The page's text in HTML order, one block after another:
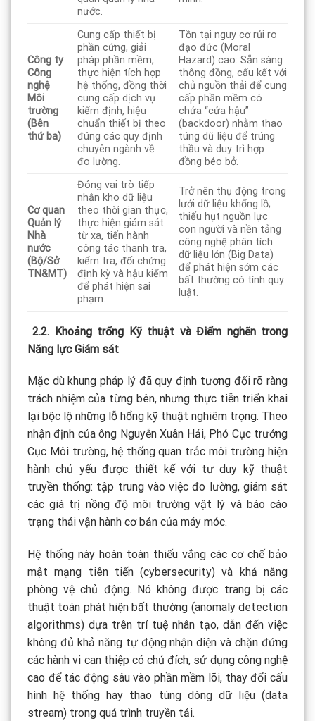
nước.
Công ty
Công
nghệ
Môi
trường
(Bên
thứ ba)
Cung cấp thiết bị
phần cứng, giải
pháp phần mềm,
thực hiện tích hợp
hệ thống, đồng thời
cung cấp dịch vụ
kiểm định, hiệu
chuẩn thiết bị theo
đúng các quy định
chuyên ngành về
đo lường.
Tồn tại nguy cơ rủi ro
đạo đức (Moral
Hazard) cao: Sẵn sàng
thông đồng, cấu kết với
chủ nguồn thải để cung
cấp phần mềm có
chứa “cửa hậu”
(backdoor) nhằm thao
túng dữ liệu để trúng
thầu và duy trì hợp
đồng béo bở.
Cơ quan
Quản lý
Nhà
nước
(Bộ/Sở
TN&MT)
Đóng vai trò tiếp
nhận kho dữ liệu
theo thời gian thực,
thực hiện giám sát
từ xa, tiến hành
công tác thanh tra,
kiểm tra, đối chứng
định kỳ và hậu kiểm
để phát hiện sai
phạm.
Trở nên thụ động trong
lưới dữ liệu khổng lồ;
thiếu hụt nguồn lực
con người và nền tảng
công nghệ phân tích
dữ liệu lớn (Big Data)
để phát hiện sớm các
bất thường có tính quy
luật.
2.2. Khoảng trống Kỹ thuật và Điểm nghẽn trong
Năng lực Giám sát
Mặc dù khung pháp lý đã quy định tương đối rõ ràng
trách nhiệm của từng bên, nhưng thực tiễn triển khai
lại bộc lộ những lỗ hổng kỹ thuật nghiêm trọng. Theo
nhận định của ông Nguyễn Xuân Hải, Phó Cục trưởng
Cục Môi trường, hệ thống quan trắc môi trường hiện
hành chủ yếu được thiết kế với tư duy kỹ thuật
truyền thống: tập trung vào việc đo lường, giám sát
các giá trị nồng độ môi trường vật lý và báo cáo
trạng thái vận hành cơ bản của máy móc.
Hệ thống này hoàn toàn thiếu vắng các cơ chế bảo
mật mạng tiên tiến (cybersecurity) và khả năng
phòng vệ chủ động. Nó không được trang bị các
thuật toán phát hiện bất thường (anomaly detection
algorithms) dựa trên trí tuệ nhân tạo, dẫn đến việc
không đủ khả năng tự động nhận diện và chặn đứng
các hành vi can thiệp có chủ đích, sử dụng công nghệ
cao để tác động sâu vào phần mềm lõi, thay đổi cấu
hình hệ thống hay thao túng dòng dữ liệu (data
stream) trong quá trình truyền tải.